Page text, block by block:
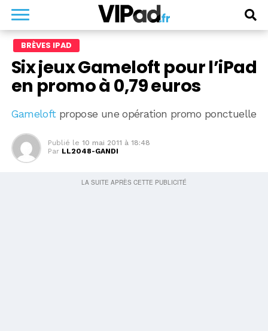
BRÈVES IPAD
Six jeux Gameloft pour l’iPad
en promo à 0,79 euros
Gameloftpropose une opération promo ponctuelle
Publié le 10 mai 2011 à 18:48
Par LL2048-GANDI